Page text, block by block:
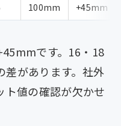
100mm +45mm
です。16・18
があります。社外
ト値の確認が欠かせ